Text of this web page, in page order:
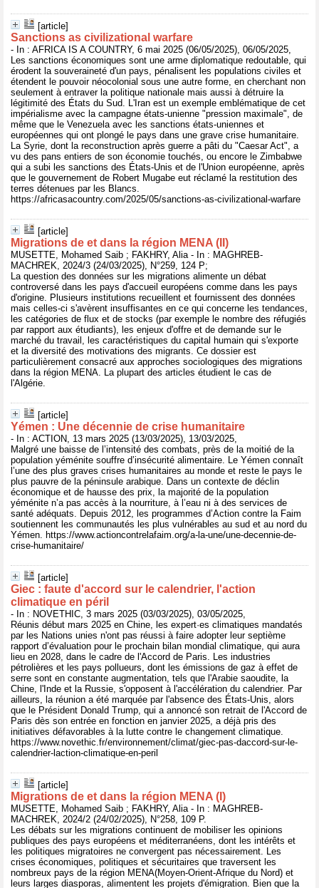
[article]
Sanctions as civilizational warfare
- In : AFRICA IS A COUNTRY, 6 mai 2025 (06/05/2025), 06/05/2025,
Les sanctions économiques sont une arme diplomatique redoutable, qui
érodent la souveraineté d'un pays, pénalisent les populations civiles et
étendent le pouvoir néocolonial sous une autre forme, en cherchant non
seulement à entraver la politique nationale mais aussi à détruire la
légitimité des États du Sud. L'Iran est un exemple emblématique de cet
impérialisme avec la campagne états-unienne "pression maximale", de
même que le Venezuela avec les sanctions états-uniennes et
européennes qui ont plongé le pays dans une grave crise humanitaire.
La Syrie, dont la reconstruction après guerre a pâti du "Caesar Act", a
vu des pans entiers de son économie touchés, ou encore le Zimbabwe
qui a subi les sanctions des États-Unis et de l'Union européenne, après
que le gouvernement de Robert Mugabe eut réclamé la restitution des
terres détenues par les Blancs.
https://africasacountry.com/2025/05/sanctions-as-civilizational-warfare
[article]
Migrations de et dans la région MENA (II)
MUSETTE, Mohamed Saib ; FAKHRY, Alia - In : MAGHREB-
MACHREK, 2024/3 (24/03/2025), N°259, 124 P;
La question des données sur les migrations alimente un débat
controversé dans les pays d'accueil européens comme dans les pays
d'origine. Plusieurs institutions recueillent et fournissent des données
mais celles-ci s'avèrent insuffisantes en ce qui concerne les tendances,
les catégories de flux et de stocks (par exemple le nombre des réfugiés
par rapport aux étudiants), les enjeux d'offre et de demande sur le
marché du travail, les caractéristiques du capital humain qui s'exporte
et la diversité des motivations des migrants. Ce dossier est
particulièrement consacré aux approches sociologiques des migrations
dans la région MENA. La plupart des articles étudient le cas de
l'Algérie.
[article]
Yémen : Une décennie de crise humanitaire
- In : ACTION, 13 mars 2025 (13/03/2025), 13/03/2025,
Malgré une baisse de l’intensité des combats, près de la moitié de la
population yéménite souffre d’insécurité alimentaire. Le Yémen connaît
l’une des plus graves crises humanitaires au monde et reste le pays le
plus pauvre de la péninsule arabique. Dans un contexte de déclin
économique et de hausse des prix, la majorité de la population
yéménite n’a pas accès à la nourriture, à l’eau ni à des services de
santé adéquats. Depuis 2012, les programmes d’Action contre la Faim
soutiennent les communautés les plus vulnérables au sud et au nord du
Yémen. https://www.actioncontrelafaim.org/a-la-une/une-decennie-de-
crise-humanitaire/
[article]
Giec : faute d'accord sur le calendrier, l'action
climatique en péril
- In : NOVETHIC, 3 mars 2025 (03/03/2025), 03/05/2025,
Réunis début mars 2025 en Chine, les expert·es climatiques mandatés
par les Nations unies n'ont pas réussi à faire adopter leur septième
rapport d’évaluation pour le prochain bilan mondial climatique, qui aura
lieu en 2028, dans le cadre de l'Accord de Paris. Les industries
pétrolières et les pays pollueurs, dont les émissions de gaz à effet de
serre sont en constante augmentation, tels que l'Arabie saoudite, la
Chine, l'Inde et la Russie, s'opposent à l'accélération du calendrier. Par
ailleurs, la réunion a été marquée par l'absence des États-Unis, alors
que le Président Donald Trump, qui a annoncé son retrait de l'Accord de
Paris dès son entrée en fonction en janvier 2025, a déjà pris des
initiatives défavorables à la lutte contre le changement climatique.
https://www.novethic.fr/environnement/climat/giec-pas-daccord-sur-le-
calendrier-laction-climatique-en-peril
[article]
Migrations de et dans la région MENA (I)
MUSETTE, Mohamed Saib ; FAKHRY, Alia - In : MAGHREB-
MACHREK, 2024/2 (24/02/2025), N°258, 109 P.
Les débats sur les migrations continuent de mobiliser les opinions
publiques des pays européens et méditerranéens, dont les intérêts et
les politiques migratoires ne convergent pas nécessairement. Les
crises économiques, politiques et sécuritaires que traversent les
nombreux pays de la région MENA(Moyen-Orient-Afrique du Nord) et
leurs larges diasporas, alimentent les projets d'émigration. Bien que la